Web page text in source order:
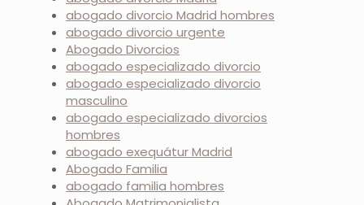
abogado divorcio Madrid hombres
abogado divorcio urgente
Abogado Divorcios
abogado especializado divorcio
abogado especializado divorcio
masculino
abogado especializado divorcios
hombres
abogado exequátur Madrid
Abogado Familia
abogado familia hombres